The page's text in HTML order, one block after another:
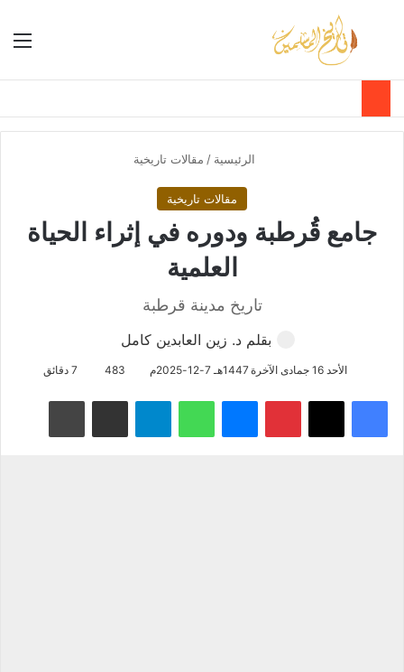
الوضع بحث عن
الرئيسية / مقالات تاريخية
مقالات تاريخية
جامع قُرطبة ودوره في إثراء الحياة
العلمية
تاريخ مدينة قرطبة
بقلم د. زين العابدين كامل
الأحد 16 جمادى الآخرة 1447هـ 7-12-2025م 483
فيسبوك بينتيريست واتساب